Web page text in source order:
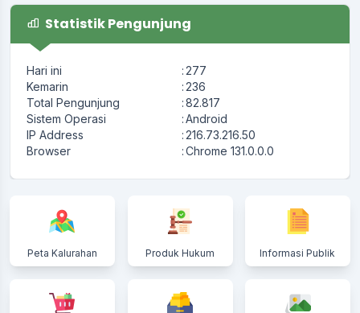
Statistik Pengunjung
Hari ini :277
Kemarin
:236
Total Pengunjung
:82.817
Sistem Operasi
:Android
IP Address
:216.73.216.50
Browser
:Chrome 131.0.0.0
Peta Kalurahan Produk Hukum Informasi Publik